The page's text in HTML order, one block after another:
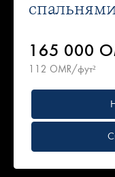
165 000
112 OMR/фут²